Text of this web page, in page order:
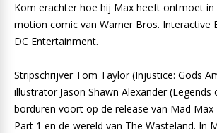
Kom erachter hoe hij Max heeft ontmoet in
motion comic van Warner Bros. Interactive
DC Entertainment.
Stripschrijver Tom Taylor (Injustice: Gods
illustrator Jason Shawn Alexander
borduren voort op de release van Mad
Part 1 en de wereld van The Wasteland. In